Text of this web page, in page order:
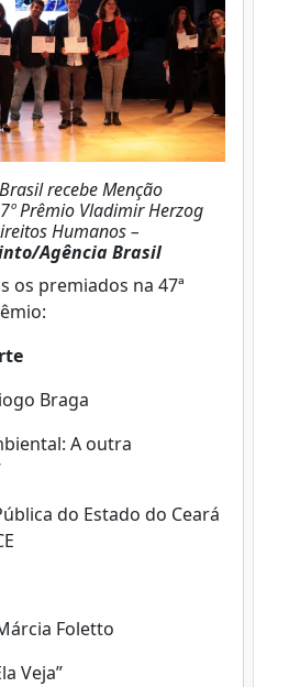
recebe Menção
Prêmio Vladimir Herzog
Humanos –
Agência Brasil
os premiados na 47ª
Braga
A outra
do Estado do Ceará
Foletto
Veja”